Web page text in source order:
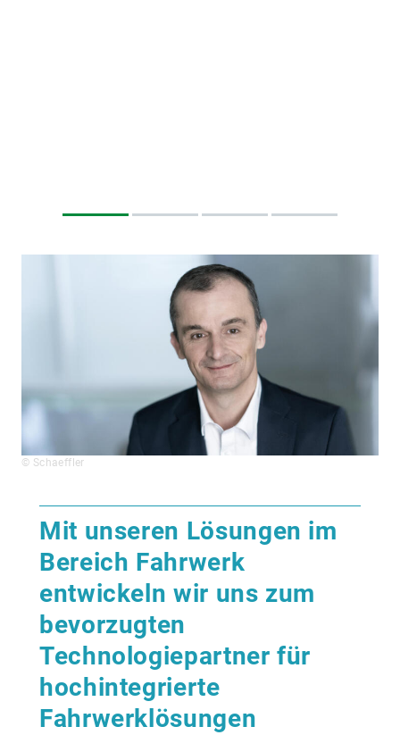
© Schaeffler
Mit unseren Lösungen im
Bereich Fahrwerk
entwickeln wir uns zum
bevorzugten
Technologiepartner für
hochintegrierte
Fahrwerklösungen